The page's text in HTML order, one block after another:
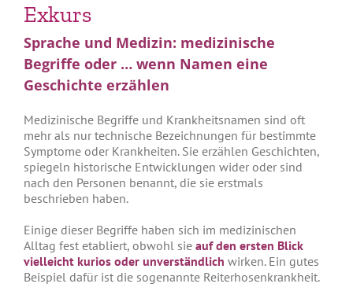
Exkurs
Sprache und Medizin: medizinische
Begriffe oder … wenn Namen eine
Geschichte erzählen
Medizinische Begriffe und Krankheitsnamen sind oft
mehr als nur technische Bezeichnungen für bestimmte
Symptome oder Krankheiten. Sie erzählen Geschichten,
spiegeln historische Entwicklungen wider oder sind
nach den Personen benannt, die sie erstmals
beschrieben haben.
Einige dieser Begriffe haben sich im medizinischen
Alltag fest etabliert, obwohl sie auf den ersten Blick
vielleicht kurios oder unverständlich wirken. Ein gutes
Beispiel dafür ist die sogenannte Reiterhosenkrankheit.